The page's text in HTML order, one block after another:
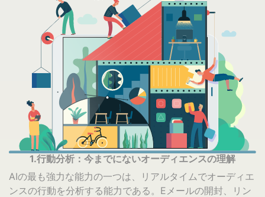
1.行動分析：今までにないオーディエンスの理解
AIの最も強力な能力の一つは、リアルタイムでオーディエ
ンスの行動を分析する能力である。Eメールの開封、リン